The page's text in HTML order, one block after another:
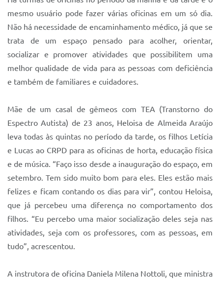
mesmo usuário pode fazer várias oficinas em um só dia.
Não há necessidade de encaminhamento médico, já que se
trata de um espaço pensado para acolher, orientar,
socializar e promover atividades que possibilitem uma
melhor qualidade de vida para as pessoas com deficiência
e também de familiares e cuidadores.
Mãe de um casal de gêmeos com TEA (Transtorno do
Espectro Autista) de 23 anos, Heloisa de Almeida Araújo
leva todas às quintas no período da tarde, os filhos Letícia
e Lucas ao CRPD para as oficinas de horta, educação física
e de música. “Faço isso desde a inauguração do espaço, em
setembro. Tem sido muito bom para eles. Eles estão mais
felizes e ficam contando os dias para vir”, contou Heloisa,
que já percebeu uma diferença no comportamento dos
filhos. “Eu percebo uma maior socialização deles seja nas
atividades, seja com os professores, com as pessoas, em
tudo”, acrescentou.
A instrutora de oficina Daniela Milena Nottoli, que ministra